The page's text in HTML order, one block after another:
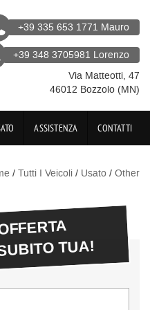
+39 335 653 1771 Mauro
+39 348 3705981 Lorenzo
Via Matteotti, 47
46012 Bozzolo (MN)
ASSISTENZA CONTATTI
/ Tutti I Veicoli / Usato / Other
TUA!